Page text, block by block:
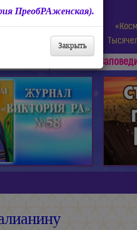
Матери Мира.
Видео, Аудио и др.
ПреобРАженская).
Закрыть